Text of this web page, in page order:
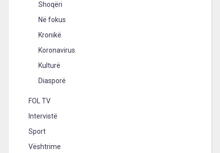
Shoqëri
Në fokus
Kronikë
Koronavirus
Kulturë
Diasporë
FOL TV
Intervistë
Sport
Vështrime